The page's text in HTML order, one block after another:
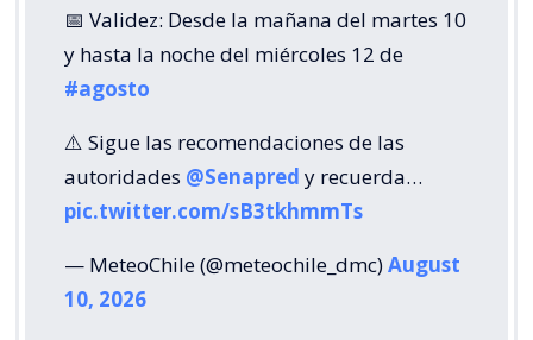
📅 Validez: Desde la mañana del martes 10
y hasta la noche del miércoles 12 de
#agosto
⚠️ Sigue las recomendaciones de las
autoridades @Senapred y recuerda…
pic.twitter.com/sB3tkhmmTs
— MeteoChile (@meteochile_dmc)August
10, 2026